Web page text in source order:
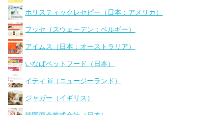
ホリスティックレセピー（日本：アメリカ）
フッセ（スウェーデン：ベルギー）
アイムス（日本：オーストラリア）
いなばペットフード（日本）
イティ iti（ニュージーランド）
ジャガー（イギリス）